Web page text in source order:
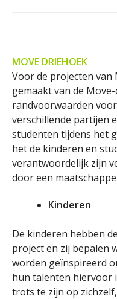
MOVE DRIEHOEK
Voor de projecten
gemaakt van de
randvoorwaarden
verschillende partijen
studenten tijdens het
het de kinderen en
verantwoordelijk zijn
door een
Kinderen
De kinderen hebben
project en zij bepalen
worden geïnspireerd
hun talenten hiervoor
trots te zijn op